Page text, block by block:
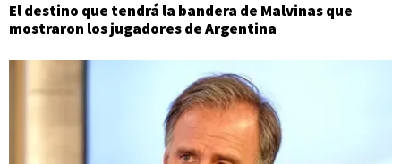
El destino que tendrá la bandera de Malvinas que
mostraron los jugadores de Argentina